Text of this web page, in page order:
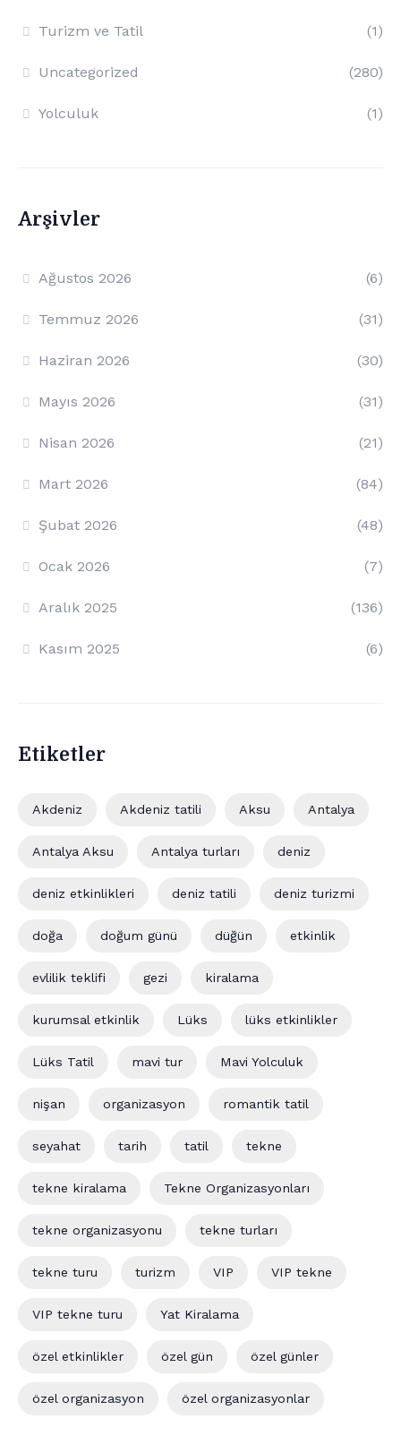
Turizm ve Tatil (1)
Uncategorized (280)
Yolculuk (1)
Arşivler
Ağustos 2026 (6)
Temmuz 2026 (31)
Haziran 2026 (30)
Mayıs 2026 (31)
Nisan 2026 (21)
Mart 2026 (84)
Şubat 2026 (48)
Ocak 2026 (7)
Aralık 2025 (136)
Kasım 2025 (6)
Etiketler
Akdeniz Akdeniz tatili Aksu Antalya
Antalya Aksu Antalya turları deniz
deniz etkinlikleri deniz tatili deniz turizmi
doğa doğum günü düğün etkinlik
evlilik teklifi gezi kiralama
kurumsal etkinlik Lüks lüks etkinlikler
Lüks Tatil mavi tur Mavi Yolculuk
nişan organizasyon romantik tatil
seyahat tarih tatil tekne
tekne kiralama Tekne Organizasyonları
tekne organizasyonu tekne turları
tekne turu turizm VIP VIP tekne
VIP tekne turu Yat Kiralama
özel etkinlikler özel gün özel günler
özel organizasyon özel organizasyonlar